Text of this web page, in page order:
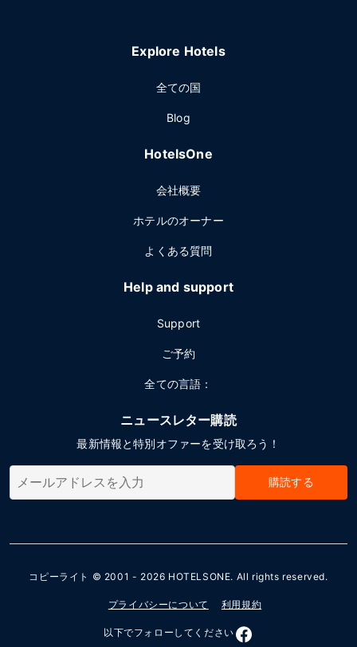
Explore Hotels
全ての国
Blog
HotelsOne
会社概要
ホテルのオーナー
よくある質問
Help and support
Support
ご予約
全ての言語：
ニュースレター購読
最新情報と特別オファーを受け取ろう！
購読する
コピーライト © 2001 - 2026 HOTELSONE. All rights reserved.
プライバシーについて 利用規約
以下でフォローしてください